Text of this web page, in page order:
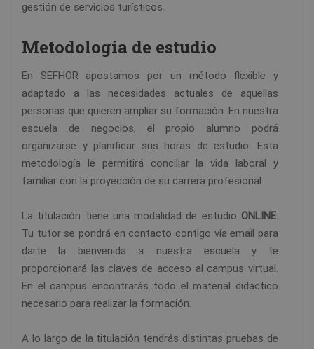
gestión de servicios turísticos.
Metodología de estudio
En SEFHOR apostamos por un método flexible y
adaptado a las necesidades actuales de aquellas
personas que quieren ampliar su formación. En nuestra
escuela de negocios, el propio alumno podrá
organizarse y planificar sus horas de estudio. Esta
metodología le permitirá conciliar la vida laboral y
familiar con la proyección de su carrera profesional.
La titulación tiene una modalidad de estudio ONLINE.
Tu tutor se pondrá en contacto contigo vía email para
darte la bienvenida a nuestra escuela y te
proporcionará las claves de acceso al campus virtual.
En el campus encontrarás todo el material didáctico
necesario para realizar la formación.
A lo largo de la titulación tendrás distintas pruebas de